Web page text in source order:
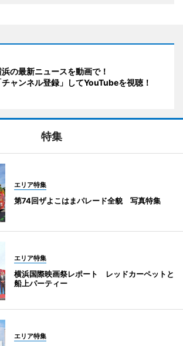
の最新ニュースを動画で！
チャンネル登録」してYouTubeを視聴！
特集
エリア特集
第74回ザよこはまパレード全貌 写真特集
エリア特集
横浜国際映画祭レポート レッドカーペットと
船上パーティー
エリア特集